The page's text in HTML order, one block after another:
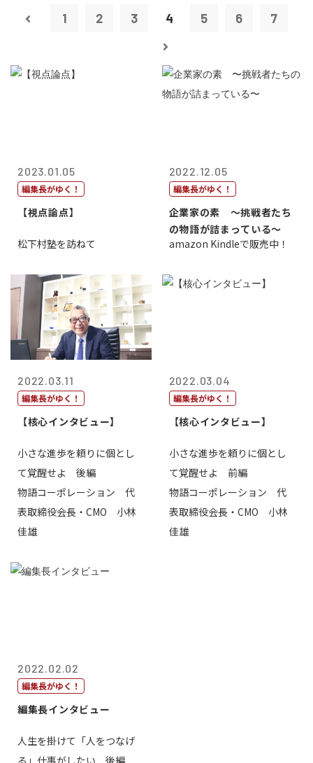
1 2 3 4 5 6 7
2023.01.05
編集長がゆく！
【視点論点】
松下村塾を訪ねて
2022.12.05
編集長がゆく！
企業家の素 〜挑戦者たち
の物語が詰まっている〜
amazon Kindleで販売中！
2022.03.11
編集長がゆく！
【核心インタビュー】
小さな進歩を頼りに個とし
て覚醒せよ 後編
物語コーポレーション 代
表取締役会長・CMO 小林
佳雄
2022.03.04
編集長がゆく！
【核心インタビュー】
小さな進歩を頼りに個とし
て覚醒せよ 前編
物語コーポレーション 代
表取締役会長・CMO 小林
佳雄
2022.02.02
編集長がゆく！
編集長インタビュー
人生を掛けて「人をつなげ
る」仕事がしたい 後編